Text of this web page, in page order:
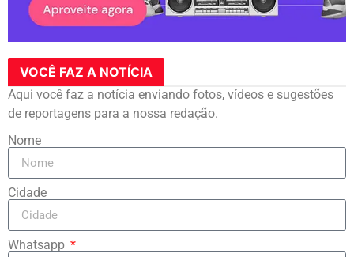
VOCÊ FAZ A NOTÍCIA
Aqui você faz a notícia enviando fotos, vídeos e sugestões
de reportagens para a nossa redação.
Nome
Cidade
Whatsapp